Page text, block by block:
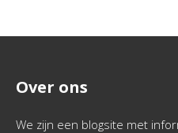
Over ons
We zijn een blogsite met